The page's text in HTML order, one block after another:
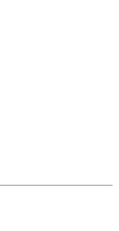
og er i
er